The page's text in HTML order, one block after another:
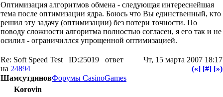
Оптимизация алгоритмов обмена - следующая интереснейшая
тема после оптимизации ядра. Боюсь что Вы единственный, кто
решил эту задачу (оптимизации) без потери точности. По
поводу сложности алгоритма полностью согласен, я его так и не
осилил - ограничиллся упрощенной оптимизацией.
Re: Soft Speed Test ID:25019 ответ
на 24894
Чт, 15 марта 2007 18:17
(«] [#] [»)
ШамсутдиновФорумы CasinoGames
Korovin